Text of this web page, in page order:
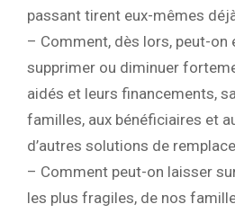
passant tirent eux-mêmes
– Comment, dès lors, peut-on
supprimer ou diminuer
aidés et leurs financements,
familles, aux bénéficiaires et
d’autres solutions de
– Comment peut-on laisser
les plus fragiles, de nos